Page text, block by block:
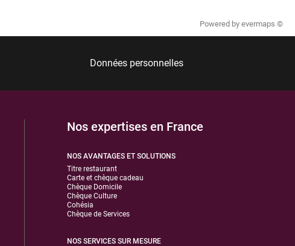
Powered by evermaps ©
Données personnelles
Nos expertises en France
NOS AVANTAGES ET SOLUTIONS
Titre restaurant
Carte et chèque cadeau
Chèque Domicile
Chèque Culture
Cohésia
Chèque de Services
NOS SERVICES SUR MESURE